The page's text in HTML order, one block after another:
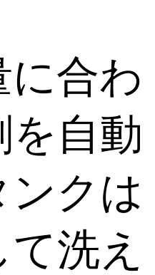
に合わ
を自動
クは
洗え